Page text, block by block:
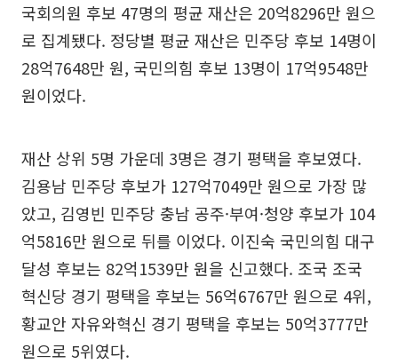
국회의원 후보 47명의 평균 재산은 20억8296만 원으
로 집계됐다. 정당별 평균 재산은 민주당 후보 14명이
28억7648만 원, 국민의힘 후보 13명이 17억9548만
원이었다.
재산 상위 5명 가운데 3명은 경기 평택을 후보였다.
김용남 민주당 후보가 127억7049만 원으로 가장 많
았고, 김영빈 민주당 충남 공주·부여·청양 후보가 104
억5816만 원으로 뒤를 이었다. 이진숙 국민의힘 대구
달성 후보는 82억1539만 원을 신고했다. 조국 조국
혁신당 경기 평택을 후보는 56억6767만 원으로 4위,
황교안 자유와혁신 경기 평택을 후보는 50억3777만
원으로 5위였다.